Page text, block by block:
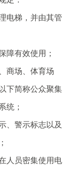
梯，并由其管
有效使用；
商场、体育场
下简称公众聚集
统；
警示标志以及
人员密集使用电